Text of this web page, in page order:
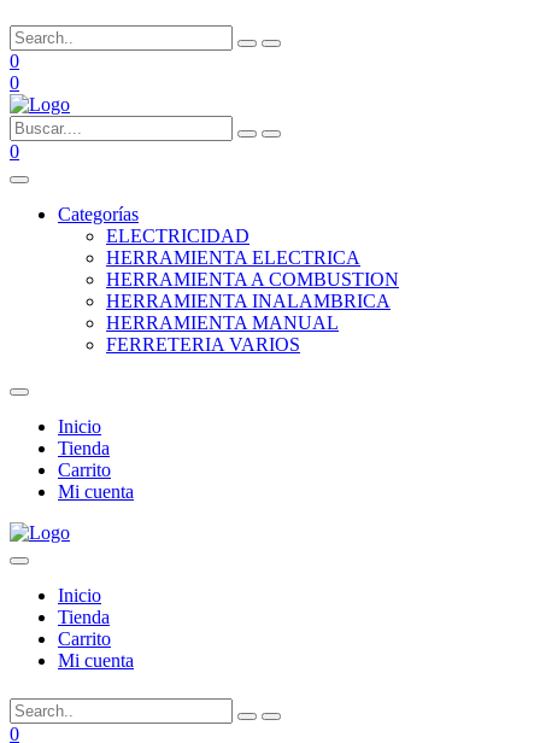
0
0
0
Categorías
ELECTRICIDAD
HERRAMIENTA ELECTRICA
HERRAMIENTA A COMBUSTION
HERRAMIENTA INALAMBRICA
HERRAMIENTA MANUAL
FERRETERIA VARIOS
Inicio
Tienda
Carrito
Mi cuenta
Inicio
Tienda
Carrito
Mi cuenta
0